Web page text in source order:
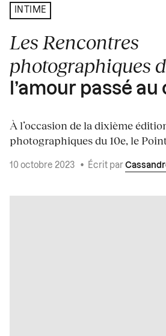
INTIME
Les Rencontres
photographiques
l’amour passé
À l’occasion de la dixième
photographiques du 10e, le
10 octobre 2023 • Écrit par